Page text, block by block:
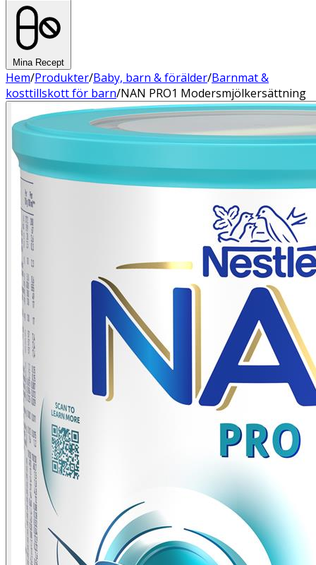
Mina Recept
Hem/Produkter/Baby, barn & förälder/Barnmat &
kosttillskott för barn/NAN PRO1 Modersmjölkersättning